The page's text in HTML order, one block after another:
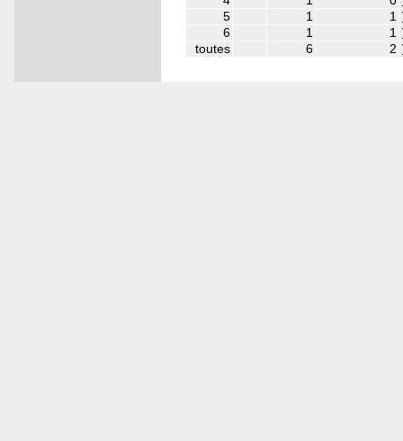
5
1 1
6
1 1
toutes
6 2